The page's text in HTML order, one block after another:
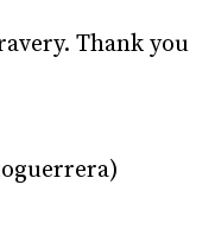
Thank you